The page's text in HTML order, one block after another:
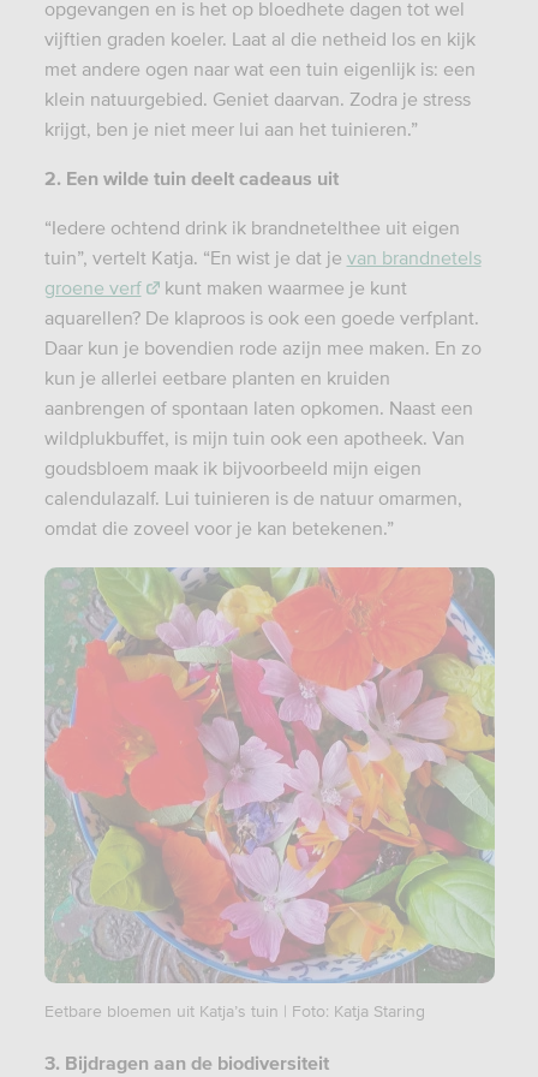
opgevangen en is het op bloedhete dagen tot wel
vijftien graden koeler. Laat al die netheid los en kijk
met andere ogen naar wat een tuin eigenlijk is: een
klein natuurgebied. Geniet daarvan. Zodra je stress
krijgt, ben je niet meer lui aan het tuinieren.”
2. Een wilde tuin deelt cadeaus uit
“Iedere ochtend drink ik brandnetelthee uit eigen
tuin”, vertelt Katja. “En wist je dat je van brandnetels
groene verf
kunt maken waarmee je kunt
aquarellen? De klaproos is ook een goede verfplant.
Daar kun je bovendien rode azijn mee maken. En zo
kun je allerlei eetbare planten en kruiden
aanbrengen of spontaan laten opkomen. Naast een
wildplukbuffet, is mijn tuin ook een apotheek. Van
goudsbloem maak ik bijvoorbeeld mijn eigen
calendulazalf. Lui tuinieren is de natuur omarmen,
omdat die zoveel voor je kan betekenen.”
Eetbare bloemen uit Katja’s tuin | Foto: Katja Staring
3. Bijdragen aan de biodiversiteit